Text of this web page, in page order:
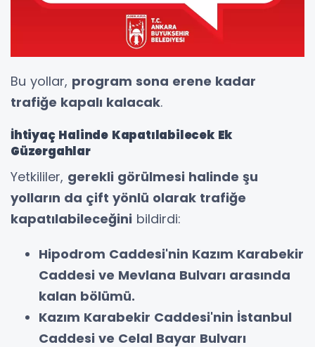
Bu yollar, program sona erene kadar
trafiğe kapalı kalacak.
İhtiyaç Halinde Kapatılabilecek Ek
Güzergahlar
Yetkililer, gerekli görülmesi halinde şu
yolların da çift yönlü olarak trafiğe
kapatılabileceğini bildirdi:
Hipodrom Caddesi'nin Kazım Karabekir
Caddesi ve Mevlana Bulvarı arasında
kalan bölümü.
Kazım Karabekir Caddesi'nin İstanbul
Caddesi ve Celal Bayar Bulvarı